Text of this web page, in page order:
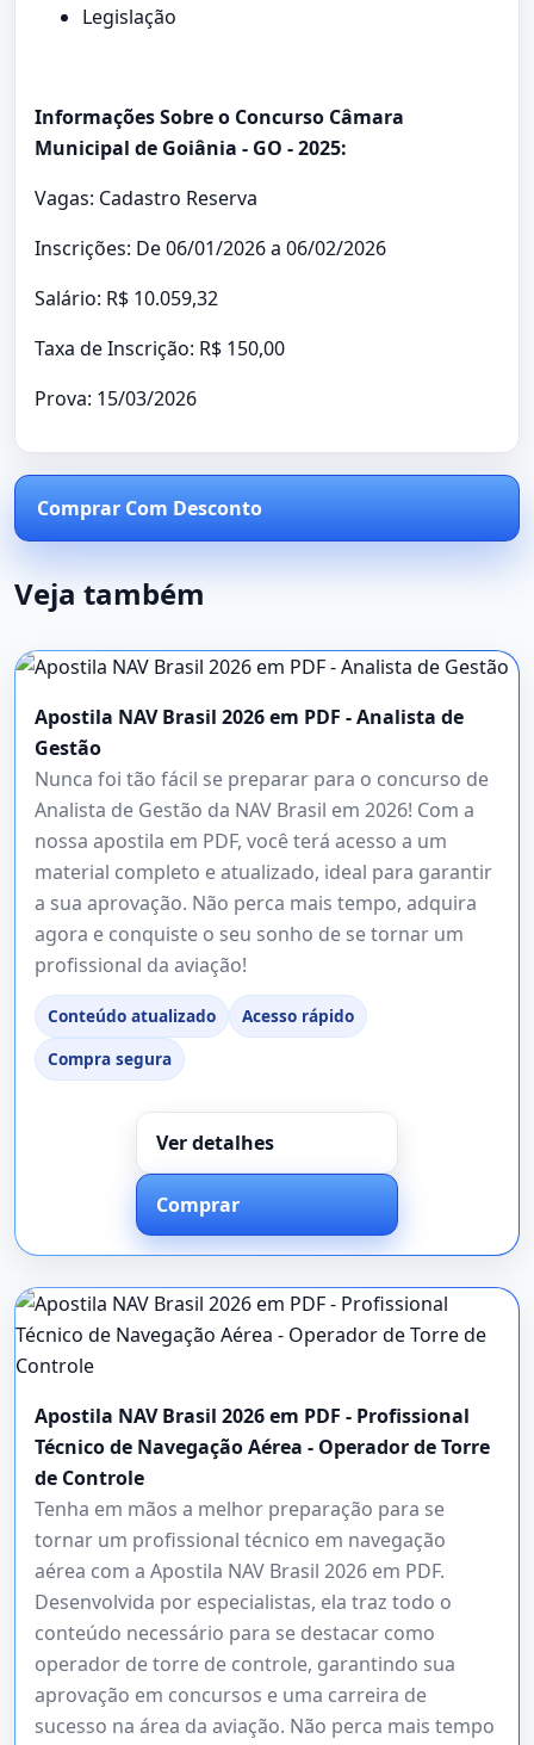
Legislação
Informações Sobre o Concurso Câmara
Municipal de Goiânia - GO - 2025:
Vagas: Cadastro Reserva
Inscrições: De 06/01/2026 a 06/02/2026
Salário: R$ 10.059,32
Taxa de Inscrição: R$ 150,00
Prova: 15/03/2026
Comprar Com Desconto
Veja também
Apostila NAV Brasil 2026 em PDF - Analista de
Gestão
Nunca foi tão fácil se preparar para o concurso de
Analista de Gestão da NAV Brasil em 2026! Com a
nossa apostila em PDF, você terá acesso a um
material completo e atualizado, ideal para garantir
a sua aprovação. Não perca mais tempo, adquira
agora e conquiste o seu sonho de se tornar um
profissional da aviação!
Conteúdo atualizado
Acesso rápido
Compra segura
Ver detalhes
Comprar
Apostila NAV Brasil 2026 em PDF - Profissional
Técnico de Navegação Aérea - Operador de Torre
de Controle
Tenha em mãos a melhor preparação para se
tornar um profissional técnico em navegação
aérea com a Apostila NAV Brasil 2026 em PDF.
Desenvolvida por especialistas, ela traz todo o
conteúdo necessário para se destacar como
operador de torre de controle, garantindo sua
aprovação em concursos e uma carreira de
sucesso na área da aviação. Não perca mais tempo